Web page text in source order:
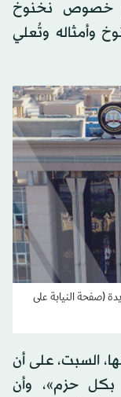
في خصوص نخنوخ
وأمثاله وتُعلي
(صفحة النيابة على
السبت، على أن
بكل حزم»، وأن